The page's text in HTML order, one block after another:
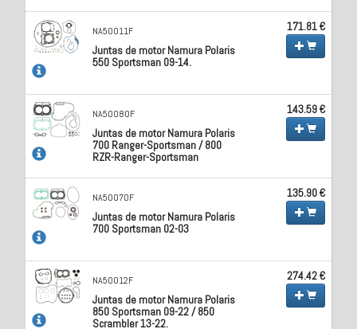
NA50011F
Juntas de motor Namura Polaris
550 Sportsman 09-14.
171.81 €
NA50080F
Juntas de motor Namura Polaris
700 Ranger-Sportsman / 800
RZR-Ranger-Sportsman
143.59 €
NA50070F
Juntas de motor Namura Polaris
700 Sportsman 02-03
135.90 €
NA50012F
Juntas de motor Namura Polaris
850 Sportsman 09-22 / 850
Scrambler 13-22.
274.42 €